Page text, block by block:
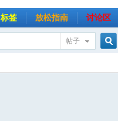
标签 放松指南 讨论区
帖子